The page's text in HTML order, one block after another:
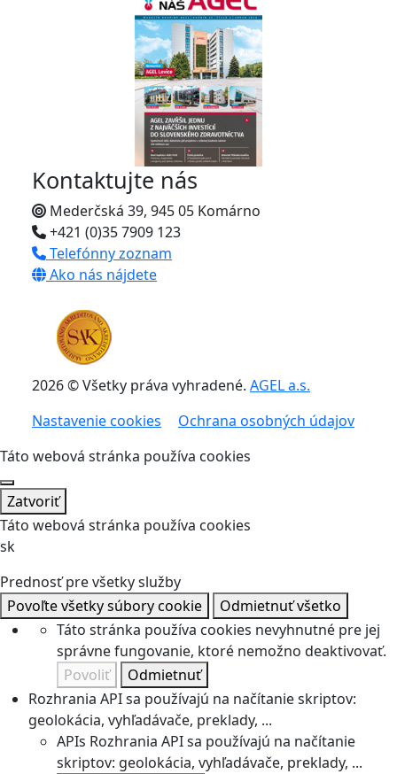
Kontaktujte nás
Mederčská 39, 945 05 Komárno
+421 (0)35 7909 123
Telefónny zoznam
Ako nás nájdete
2026 © Všetky práva vyhradené. AGEL a.s.
Nastavenie cookies
Ochrana osobných údajov
Táto webová stránka používa cookies
Zatvoriť
Táto webová stránka používa cookies
sk
Prednosť pre všetky služby
Povoľte všetky súbory cookie
Odmietnuť všetko
Táto stránka používa cookies nevyhnutné pre jej
správne fungovanie, ktoré nemožno deaktivovať.
Povoliť
Odmietnuť
Rozhrania API sa používajú na načítanie skriptov:
geolokácia, vyhľadávače, preklady, ...
APIs Rozhrania API sa používajú na načítanie
skriptov: geolokácia, vyhľadávače, preklady, ...